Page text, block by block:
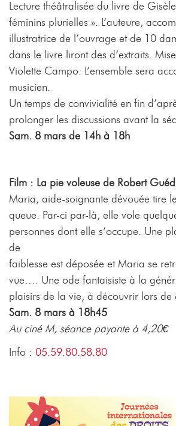
Lecture théâtralisée du livre de
féminins plurielles ». L’auteure,
illustratrice de l’ouvrage et de 10
dans le livre liront des d’extraits.
Violette Campo. L’ensemble sera
musicien.
Un temps de convivialité en fin
prolonger les discussions avant la
Sam. 8 mars de 14h à 18h
Film : La pie voleuse de Robert
Maria, aide-soignante dévouée tire
queue. Par-ci par-là, elle vole
personnes dont elle s’occupe. Une
de
faiblesse est déposée et Maria se
vue…. Une ode fantaisiste à la
plaisirs de la vie, à découvrir lors de
Sam. 8 mars à 18h45
Au ciné M, séance payante à 4,20€
Info : 05.59.80.58.80